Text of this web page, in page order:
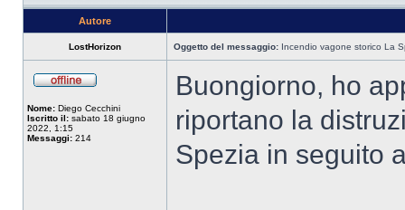
Autore
LostHorizon Oggetto del messaggio: Incendio vagone storico La
Nome: Diego Cecchini
Iscritto il: sabato 18 giugno
2022, 1:15
Messaggi: 214
Buongiorno, ho
riportano la
Spezia in seguito